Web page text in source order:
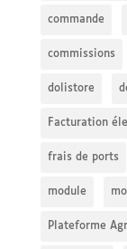
commande
commissions
dolistore
Facturation
frais de ports
module
Plateforme